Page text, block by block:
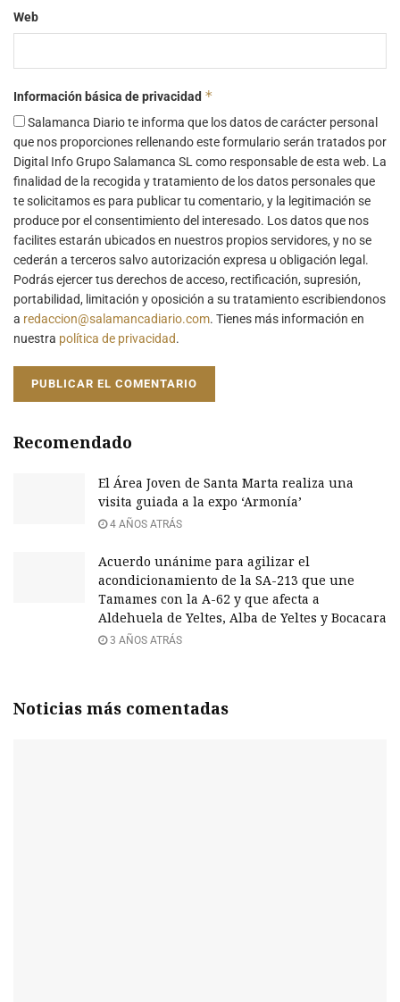
Web
Información básica de privacidad *
Salamanca Diario te informa que los datos de carácter personal
que nos proporciones rellenando este formulario serán tratados por
Digital Info Grupo Salamanca SL como responsable de esta web. La
finalidad de la recogida y tratamiento de los datos personales que
te solicitamos es para publicar tu comentario, y la legitimación se
produce por el consentimiento del interesado. Los datos que nos
facilites estarán ubicados en nuestros propios servidores, y no se
cederán a terceros salvo autorización expresa u obligación legal.
Podrás ejercer tus derechos de acceso, rectificación, supresión,
portabilidad, limitación y oposición a su tratamiento escribiendonos
a redaccion@salamancadiario.com. Tienes más información en
nuestra política de privacidad.
Recomendado
El Área Joven de Santa Marta realiza una
visita guiada a la expo ‘Armonía’
4 AÑOS ATRÁS
Acuerdo unánime para agilizar el
acondicionamiento de la SA-213 que une
Tamames con la A-62 y que afecta a
Aldehuela de Yeltes, Alba de Yeltes y Bocacara
3 AÑOS ATRÁS
Noticias más comentadas